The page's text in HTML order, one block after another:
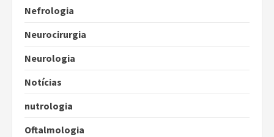
Nefrologia
Neurocirurgia
Neurologia
Notícias
nutrologia
Oftalmologia